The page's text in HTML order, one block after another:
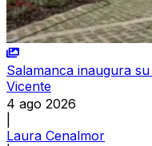
Salamanca inaugura
Vicente
4 ago 2026
Laura Cenalmor